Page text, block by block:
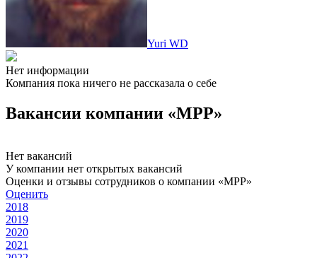
Yuri WD
Нет информации
Компания пока ничего не рассказала о себе
Вакансии компании «MPP»
Нет вакансий
У компании нет открытых вакансий
Оценки и отзывы сотрудников о компании «MPP»
Оценить
2018
2019
2020
2021